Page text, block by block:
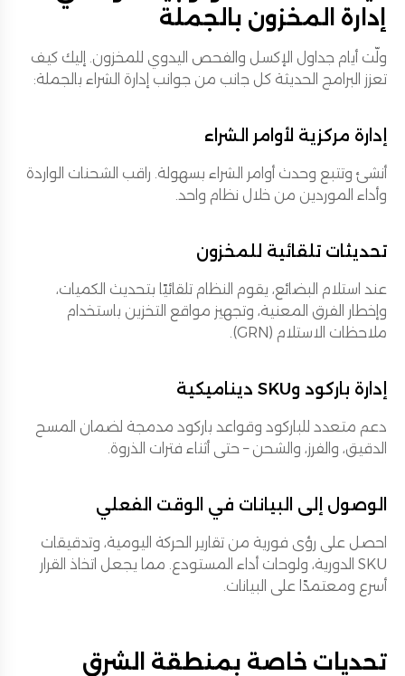
إدارة المخزون بالجملة
ولّت أيام جداول الإكسل والفحص اليدوي للمخزون. إليك كيف
تعزز البرامج الحديثة كل جانب من جوانب إدارة الشراء بالجملة:
إدارة مركزية لأوامر الشراء
أنشئ وتتبع وحدث أوامر الشراء بسهولة. راقب الشحنات الواردة
وأداء الموردين من خلال نظام واحد.
تحديثات تلقائية للمخزون
عند استلام البضائع، يقوم النظام تلقائيًا بتحديث الكميات،
وإخطار الفرق المعنية، وتجهيز مواقع التخزين باستخدام
ملاحظات الاستلام (GRN).
إدارة باركود وSKU ديناميكية
دعم متعدد للباركود وقواعد باركود مدمجة لضمان المسح
الدقيق، والفرز، والشحن – حتى أثناء فترات الذروة.
الوصول إلى البيانات في الوقت الفعلي
احصل على رؤى فورية من تقارير الحركة اليومية، وتدقيقات
SKU الدورية، ولوحات أداء المستودع. مما يجعل اتخاذ القرار
أسرع ومعتمدًا على البيانات.
تحديات خاصة بمنطقة الشرق